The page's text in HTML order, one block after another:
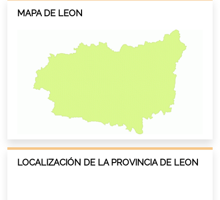
MAPA DE LEON
LOCALIZACIÓN DE LA PROVINCIA DE LEON